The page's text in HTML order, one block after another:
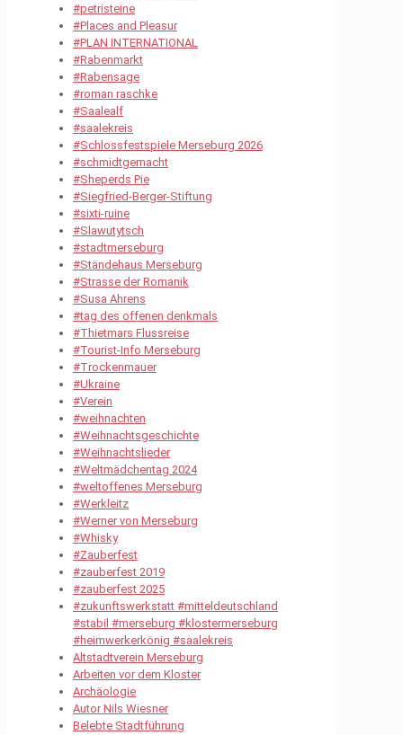
#petristeine
#Places and Pleasur
#PLAN INTERNATIONAL
#Rabenmarkt
#Rabensage
#roman raschke
#Saalealf
#saalekreis
#Schlossfestspiele Merseburg 2026
#schmidtgemacht
#Sheperds Pie
#Siegfried-Berger-Stiftung
#sixti-ruine
#Slawutytsch
#stadtmerseburg
#Ständehaus Merseburg
#Strasse der Romanik
#Susa Ahrens
#tag des offenen denkmals
#Thietmars Flussreise
#Tourist-Info Merseburg
#Trockenmauer
#Ukraine
#Verein
#weihnachten
#Weihnachtsgeschichte
#Weihnachtslieder
#Weltmädchentag 2024
#weltoffenes Merseburg
#Werkleitz
#Werner von Merseburg
#Whisky
#Zauberfest
#zauberfest 2019
#zauberfest 2025
#zukunftswerkstatt #mitteldeutschland
#stabil #merseburg #klostermerseburg
#heimwerkerkönig #saalekreis
Altstadtverein Merseburg
Arbeiten vor dem Kloster
Archäologie
Autor Nils Wiesner
Belebte Stadtführung